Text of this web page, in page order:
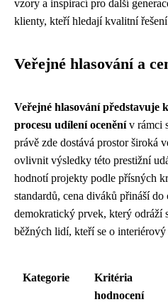
vzory a inspirací pro další
klienty, kteří hledají kvalitní
Veřejné hlasování a
Veřejné hlasování představuje
procesu udílení oceněnív rámci
právě zde dostává prostor široká
ovlivnit výsledky této prestižní
hodnotí projekty podle přísných
standardů, cena diváků přináší
demokratický prvek, který odráží
běžných lidí, kteří se o
Kategorie
Kritéria
hodnocení